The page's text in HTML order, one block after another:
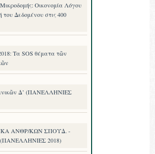
Οικονομία Λόγου
του Δεδομένου στις 400
Τα SOS θέματα τῶν
Δ’ (ΠΑΝΕΛΛΗΝΙΕΣ
ΑΝΘΡ/ΚΩΝ ΣΠΟΥΔ. -
2018)